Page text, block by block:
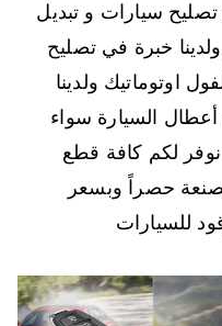
سيارات و تبديل
خبرة في تصليح
اوتوماتيك ولدينا
السيارة سواء
لكم كافة قطع
حصراً وبسعر
للسيارات